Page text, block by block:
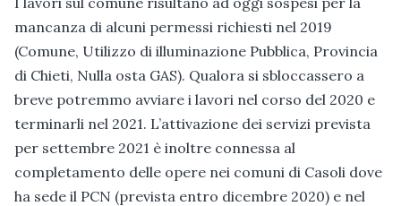
mancanza di alcuni permessi richiesti nel 2019
(Comune, Utilizzo di illuminazione Pubblica, Provincia
di Chieti, Nulla osta GAS). Qualora si sbloccassero a
breve potremmo avviare i lavori nel corso del 2020 e
terminarli nel 2021. L’attivazione dei servizi prevista
per settembre 2021 è inoltre connessa al
completamento delle opere nei comuni di Casoli dove
ha sede il PCN (prevista entro dicembre 2020) e nel